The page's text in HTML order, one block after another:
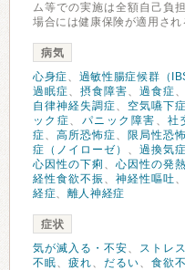
ム等での実施は全額自己負
場合には健康保険が適用され
病気
心身症、 過敏性腸症候群（
過眠症、 摂食障害、 過食症、
自律神経失調症、 空気嚥下症
ック症、 パニック障害 、社
症、 高所恐怖症、 限局性恐
症（ノイローゼ） 、 過換気
心因性の下痢 、 心因性の発熱
経性食欲不振 、 神経性嘔吐、
経症、 離人神経症
症状
気が滅入る・不安、 ストレス
不眠、 疲れ、 だるい、 食欲